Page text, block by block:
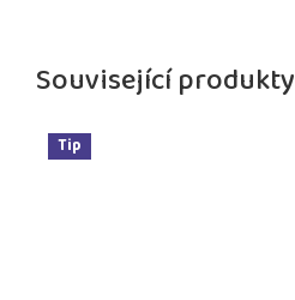
Související produkty
Tip